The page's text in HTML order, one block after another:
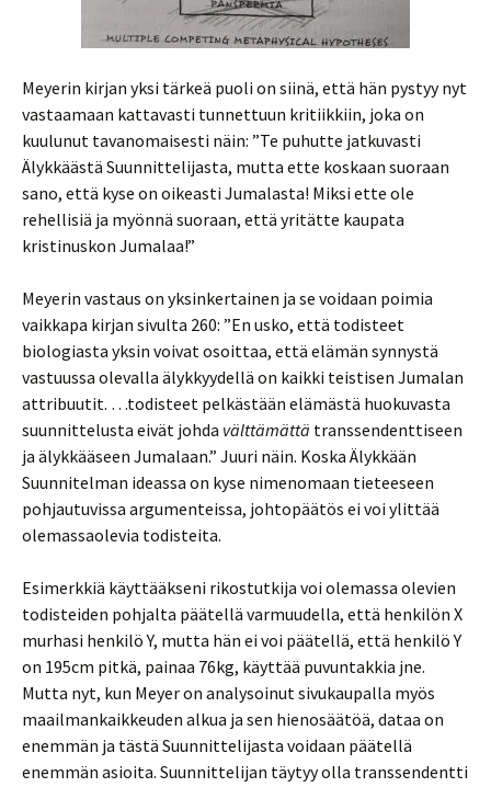
Meyerin kirjan yksi tärkeä puoli on siinä, että hän pystyy nyt
vastaamaan kattavasti tunnettuun kritiikkiin, joka on
kuulunut tavanomaisesti näin: ”Te puhutte jatkuvasti
Älykkäästä Suunnittelijasta, mutta ette koskaan suoraan
sano, että kyse on oikeasti Jumalasta! Miksi ette ole
rehellisiä ja myönnä suoraan, että yritätte kaupata
kristinuskon Jumalaa!”
Meyerin vastaus on yksinkertainen ja se voidaan poimia
vaikkapa kirjan sivulta 260: ”En usko, että todisteet
biologiasta yksin voivat osoittaa, että elämän synnystä
vastuussa olevalla älykkyydellä on kaikki teistisen Jumalan
attribuutit. …todisteet pelkästään elämästä huokuvasta
suunnittelusta eivät johda välttämättä transsendenttiseen
ja älykkääseen Jumalaan.” Juuri näin. Koska Älykkään
Suunnitelman ideassa on kyse nimenomaan tieteeseen
pohjautuvissa argumenteissa, johtopäätös ei voi ylittää
olemassaolevia todisteita.
Esimerkkiä käyttääkseni rikostutkija voi olemassa olevien
todisteiden pohjalta päätellä varmuudella, että henkilön X
murhasi henkilö Y, mutta hän ei voi päätellä, että henkilö Y
on 195cm pitkä, painaa 76kg, käyttää puvuntakkia jne.
Mutta nyt, kun Meyer on analysoinut sivukaupalla myös
maailmankaikkeuden alkua ja sen hienosäätöä, dataa on
enemmän ja tästä Suunnittelijasta voidaan päätellä
enemmän asioita. Suunnittelijan täytyy olla transsendentti